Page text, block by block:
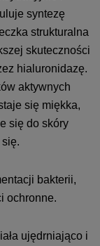
syntezę
strukturalna
skuteczności
hialuronidazę.
aktywnych
się miękka,
się do skóry
bakterii,
ochronne.
ujędrniająco i